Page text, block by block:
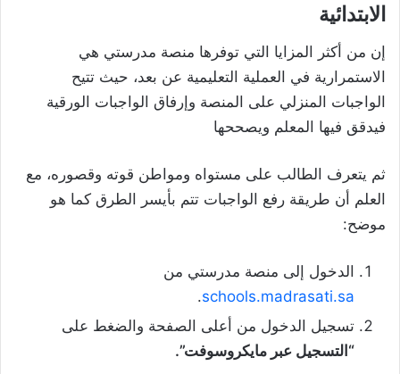
الابتدائية
إن من أكثر المزايا التي توفرها منصة مدرستي هي
الاستمرارية في العملية التعليمية عن بعد، حيث تتيح
الواجبات المنزلي على المنصة وإرفاق الواجبات الورقية
فيدقق فيها المعلم ويصححها
ثم يتعرف الطالب على مستواه ومواطن قوته وقصوره، مع
العلم أن طريقة رفع الواجبات تتم بأيسر الطرق كما هو
موضح:
الدخول إلى منصة مدرستي من
schools.madrasati.sa
.
تسجيل الدخول من أعلى الصفحة والضغط على
“التسجيل عبر مايكروسوفت”.